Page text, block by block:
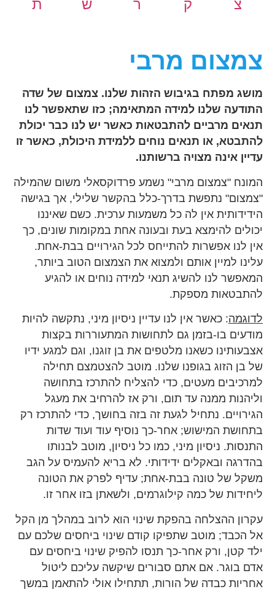
ת ש ר ק צ
צמצום מרבי
מושג מפתח בגיבוש הזהות שלנו. צמצום של שדה
התודעה שלנו למידה המתאימה; כזו שתאפשר לנו
תנאים מרביים להתבטאות כאשר יש לנו כבר יכולת
להתבטא, או תנאים נוחים ללמידת היכולת, כאשר זו
עדיין אינה מצויה ברשותנו.
המונח "צמצום מרבי" נשמע פרדוקסאלי משום שהמילה
"צמצום" נתפשת בדרך-כלל בהקשר שלילי, אך בגישה
הידידותית אין לה כל משמעות ערכית. כשם שאיננו
יכולים להימצא בעת ובעונה אחת במקומות שונים, כך
אין לנו אפשרות להתייחס לכל הגירויים בבת-אחת.
עלינו למיין אותם ולמצוא את הצמצום הטוב ביותר,
המאפשר לנו להשיג תנאי למידה נוחים או להגיע
להתבטאות מספקת.
לדוגמה: כאשר אין לנו עדיין ניסיון מיני, נתקשה להיות
מודעים בו-בזמן גם לתחושות המתעוררות בקצות
אצבעותינו כשאנו מלטפים את בן זוגנו, וגם למגע ידיו
של בן הזוג בגופנו שלנו. מוטב להצטמצם תחילה
למרכיבים מעטים, כדי להצליח להתרכז בתחושה
וליהנות ממנה עד תום, ורק אז להרחיב את מעגל
הגירויים. נתחיל לגעת זה בזה בחושך, כדי להתרכז רק
בתחושת המישוש; אחר-כך נוסיף עוד ועוד שדות
התנסות. ניסיון מיני, כמו כל ניסיון, מוטב לבנותו
בהדרגה ובאקלים ידידותי. לא בריא להעמיס על הגב
משקל של טונה בבת-אחת; עדיף לפרק את הטונה
ליחידות של כמה קילוגרמים, ולשאתן בזו אחר זו.
עקרון ההצלחה בהפקת שינוי הוא לרוב במהלך מן הקל
אל הכבד; מוטב שתפיקו קודם שינוי ביחסים שלכם עם
ילד קטן, ורק אחר-כך תנסו להפיק שינוי ביחסים עם
אדם בוגר. אם אתם סבורים שיקשה עליכם ליטול
אחריות כבדה של הורות, תתחילו אולי להתאמן במשך